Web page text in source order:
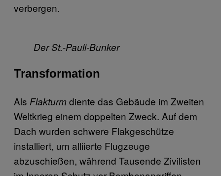
verbergen.
Der St.-Pauli-Bunker
Transformation
Als Flakturmdiente das Gebäude im Zweiten
Weltkrieg einem doppelten Zweck. Auf dem
Dach wurden schwere Flakgeschütze
installiert, um alliierte Flugzeuge
abzuschießen, während Tausende Zivilisten